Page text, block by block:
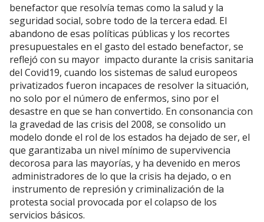
benefactor que resolvía temas como la salud y la
seguridad social, sobre todo de la tercera edad. El
abandono de esas políticas públicas y los recortes
presupuestales en el gasto del estado benefactor, se
reflejó con su mayor impacto durante la crisis sanitaria
del Covid19, cuando los sistemas de salud europeos
privatizados fueron incapaces de resolver la situación,
no solo por el número de enfermos, sino por el
desastre en que se han convertido. En consonancia con
la gravedad de las crisis del 2008, se consolido un
modelo donde el rol de los estados ha dejado de ser, el
que garantizaba un nivel mínimo de supervivencia
decorosa para las mayorías, y ha devenido en meros
administradores de lo que la crisis ha dejado, o en
instrumento de represión y criminalización de la
protesta social provocada por el colapso de los
servicios básicos.